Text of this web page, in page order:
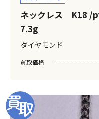
ネックレス K18
7.3g
ダイヤモンド
買取価格